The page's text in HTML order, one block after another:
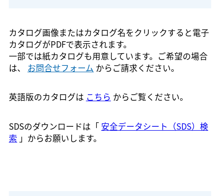
カタログ画像またはカタログ名をクリックすると電子
カタログがPDFで表示されます。
一部では紙カタログも用意しています。ご希望の場合
は、 お問合せフォーム からご請求ください。
英語版のカタログは こちら からご覧ください。
SDSのダウンロードは「 安全データシート（SDS）検
索 」からお願いします。